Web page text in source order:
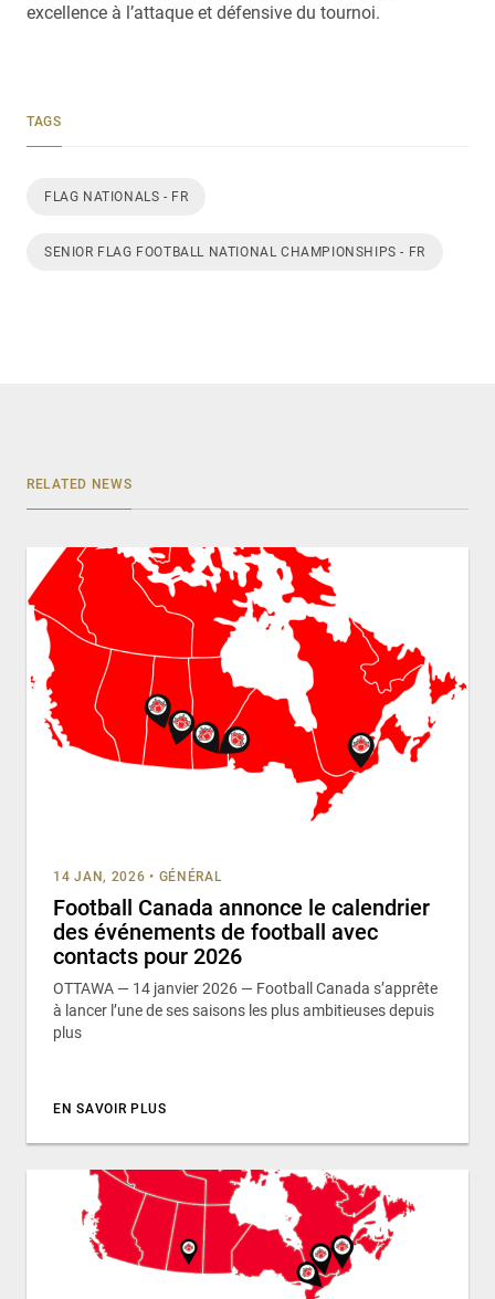
excellence à l’attaque et défensive du tournoi.
TAGS
FLAG NATIONALS - FR
SENIOR FLAG FOOTBALL NATIONAL CHAMPIONSHIPS - FR
RELATED NEWS
14 JAN, 2026 • GÉNÉRAL
Football Canada annonce le calendrier
des événements de football avec
contacts pour 2026
OTTAWA — 14 janvier 2026 — Football Canada s’apprête
à lancer l’une de ses saisons les plus ambitieuses depuis
plus
EN SAVOIR PLUS